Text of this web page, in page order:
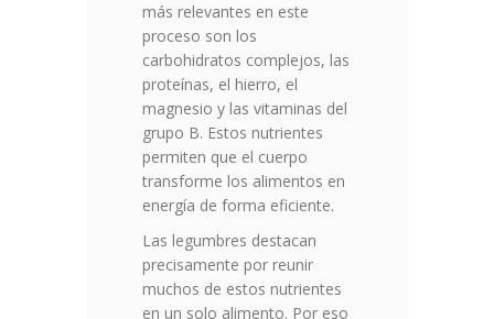
más relevantes en este
proceso son los
carbohidratos complejos, las
proteínas, el hierro, el
magnesio y las vitaminas del
grupo B. Estos nutrientes
permiten que el cuerpo
transforme los alimentos en
energía de forma eficiente.
Las legumbres destacan
precisamente por reunir
muchos de estos nutrientes
en un solo alimento. Por eso